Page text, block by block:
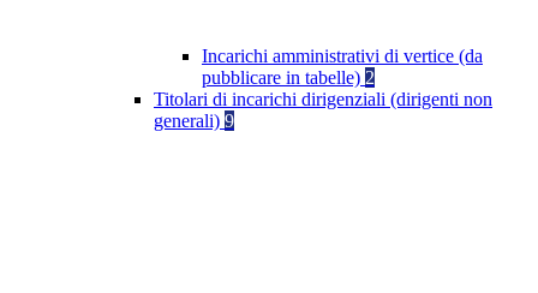
Incarichi amministrativi di vertice (da
pubblicare in tabelle) 2
Titolari di incarichi dirigenziali (dirigenti non
generali) 9